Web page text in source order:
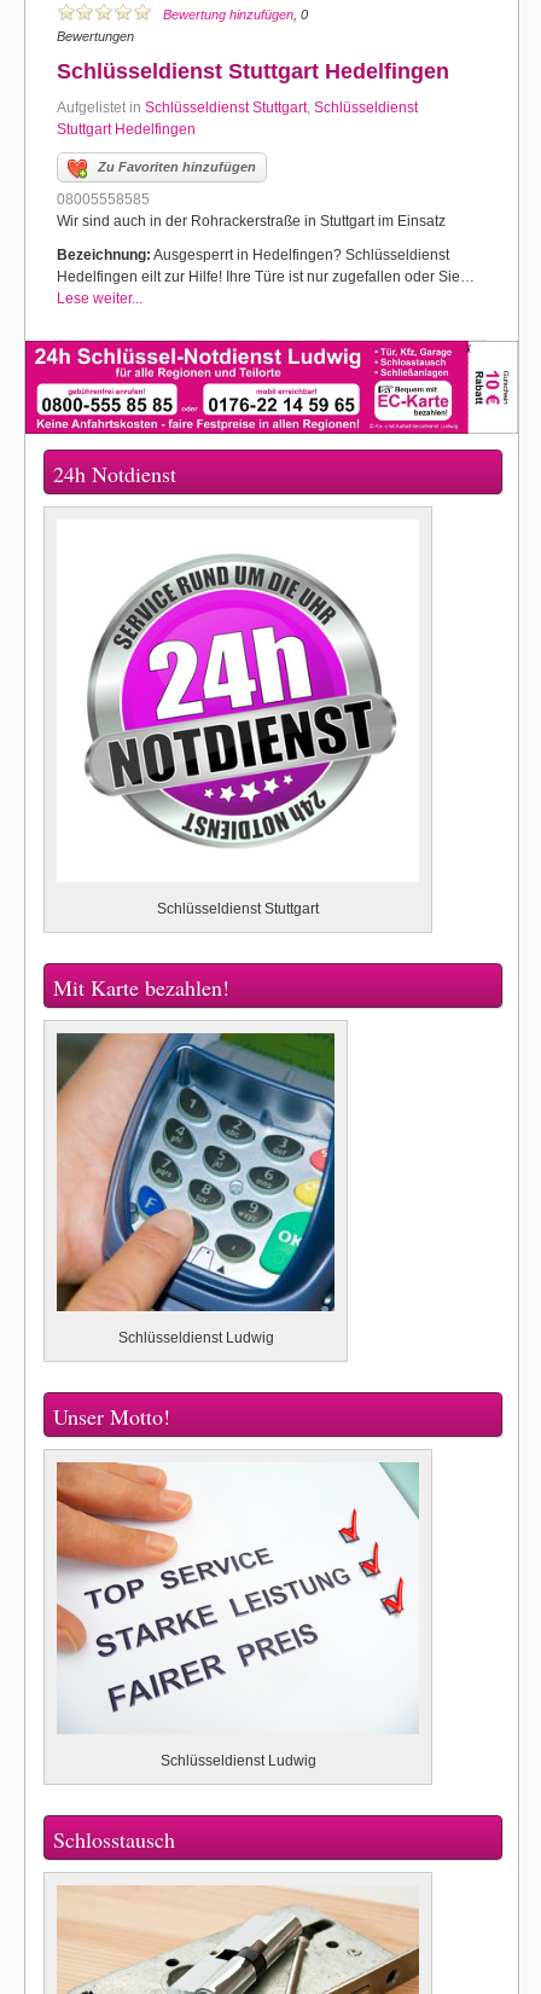
Bewertung hinzufügen , 0
Bewertungen
Schlüsseldienst Stuttgart Hedelfingen
Aufgelistet in Schlüsseldienst Stuttgart, Schlüsseldienst
Stuttgart Hedelfingen
Zu Favoriten hinzufügen
08005558585
Wir sind auch in der Rohrackerstraße in Stuttgart im Einsatz
Bezeichnung: Ausgesperrt in Hedelfingen? Schlüsseldienst
Hedelfingen eilt zur Hilfe! Ihre Türe ist nur zugefallen oder Sie…
Lese weiter...
24h Notdienst
Schlüsseldienst Stuttgart
Mit Karte bezahlen!
Schlüsseldienst Ludwig
Unser Motto!
Schlüsseldienst Ludwig
Schlosstausch